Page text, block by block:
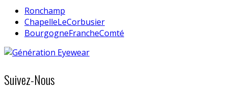
Ronchamp
ChapelleLeCorbusier
BourgogneFrancheComté
Suivez-Nous